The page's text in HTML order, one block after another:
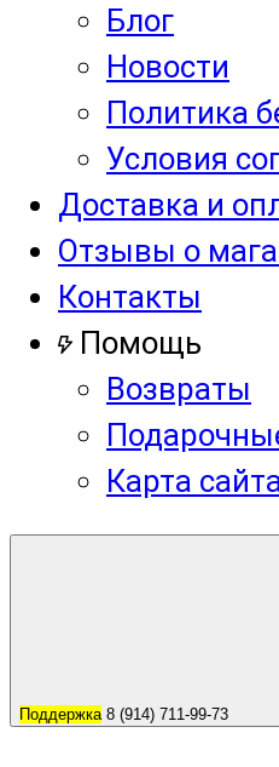
Блог
Новости
Политика
Условия
Доставка и
Отзывы о
Контакты
Помощь
Возвраты
Карта
Поддержка8 (914) 711-99-73